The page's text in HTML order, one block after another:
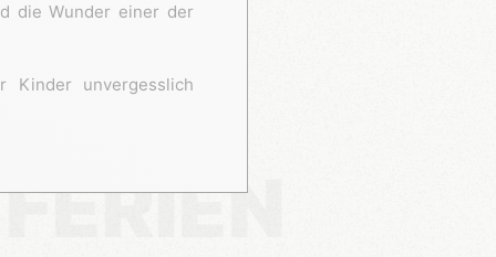
die Wunder einer der
Kinder unvergesslich
FERIEN